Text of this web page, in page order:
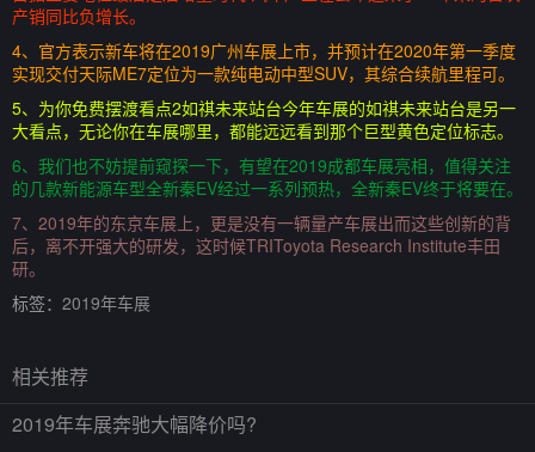
产销同比负增长。
4、官方表示新车将在2019广州车展上市，并预计在2020年第一季度
实现交付天际ME7定位为一款纯电动中型SUV，其综合续航里程可。
5、为你免费摆渡看点2如祺未来站台今年车展的如祺未来站台是另一
大看点，无论你在车展哪里，都能远远看到那个巨型黄色定位标志。
6、我们也不妨提前窥探一下，有望在2019成都车展亮相，值得关注
的几款新能源车型全新秦EV经过一系列预热，全新秦EV终于将要在。
7、2019年的东京车展上，更是没有一辆量产车展出而这些创新的背
后，离不开强大的研发，这时候TRIToyota Research Institute丰田
研。
标签： 2019年车展
相关推荐
2019年车展奔驰大幅降价吗?